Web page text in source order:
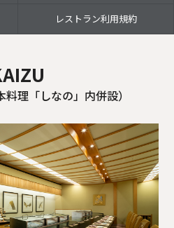
レストラン利用規約
理「しなの」内併設）